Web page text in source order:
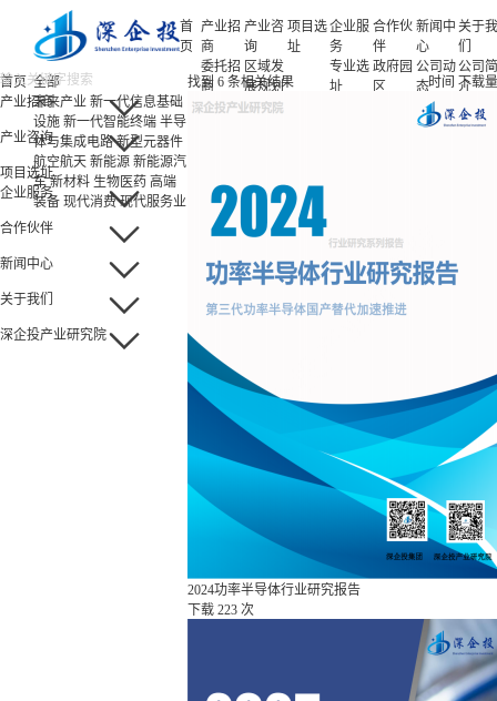
首
页
产业招
商
委托招
商
招商策
招商培
训
园区运
产业咨
询
区域发
展规划
产业规
策划包
项目评
专题研
项目选
址
企业服
务
专业选
址
合作伙
伴
政府园
区
新闻中
心
公司动
态
产业观
察
关于
们
公司
介
人力
源
首页
产业招商
产业咨询
项目选址
企业服务
合作伙伴
新闻中心
关于我们
深企投产业研究院
全部
未来产业 新一代信息基础
设施 新一代智能终端 半导
体与集成电路 新型元器件
航空航天 新能源 新能源汽
车 新材料 生物医药 高端
装备 现代消费 现代服务业
找到 6 条相关结果 时间 下载量
2024功率半导体行业研究报告
下载 223 次